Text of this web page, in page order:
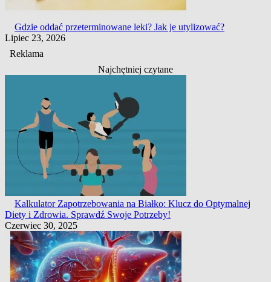
Gdzie oddać przeterminowane leki? Jak je utylizować?
Lipiec 23, 2026
Reklama
Najchętniej czytane
Kalkulator Zapotrzebowania na Białko: Klucz do Optymalnej
Diety i Zdrowia. Sprawdź Swoje Potrzeby!
Czerwiec 30, 2025